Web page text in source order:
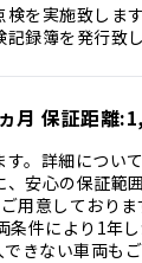
を実施致します
録簿を発行致し
月 保証距離
。詳細につい
、安心の保証範
用意しておりま
件により1年
きない車両も